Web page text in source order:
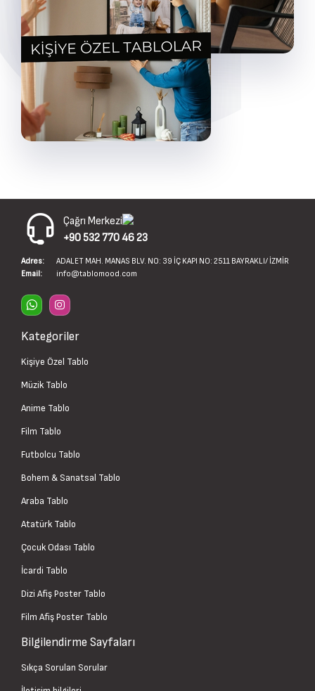
Çağrı Merkezi
+90 532 770 46 23
Adres:
ADALET MAH. MANAS BLV. NO: 39 İÇ KAPI NO: 2511 BAYRAKLI/ İZMİR
Email:
info@tablomood.com
Kategoriler
Kişiye Özel Tablo
Müzik Tablo
Anime Tablo
Film Tablo
Futbolcu Tablo
Bohem & Sanatsal Tablo
Araba Tablo
Atatürk Tablo
Çocuk Odası Tablo
İcardi Tablo
Dizi Afiş Poster Tablo
Film Afiş Poster Tablo
Bilgilendirme Sayfaları
Sıkça Sorulan Sorular